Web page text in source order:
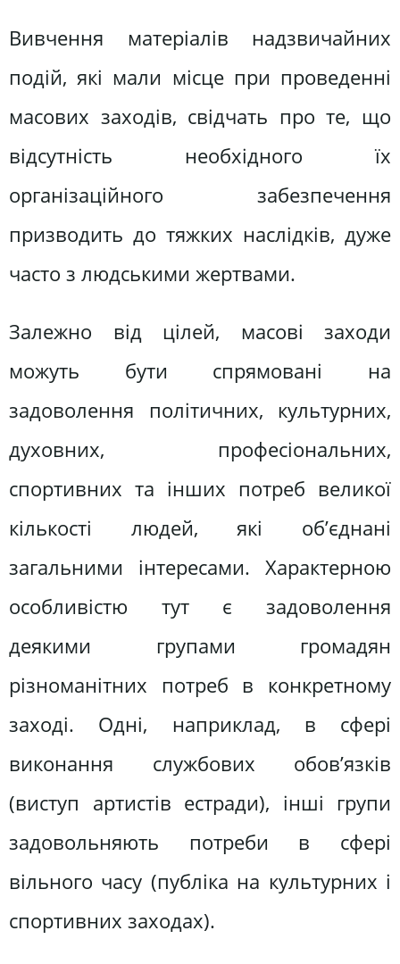
Вивчення матеріалів надзвичайних
подій, які мали місце при проведенні
масових заходів, свідчать про те, що
відсутність необхідного їх
організаційного забезпечення
призводить до тяжких наслідків, дуже
часто з людськими жертвами.
Залежно від цілей, масові заходи
можуть бути спрямовані на
задоволення політичних, культурних,
духовних, професіональних,
спортивних та інших потреб великої
кількості людей, які об’єднані
загальними інтересами. Характерною
особливістю тут є задоволення
деякими групами громадян
різноманітних потреб в конкретному
заході. Одні, наприклад, в сфері
виконання службових обов’язків
(виступ артистів естради), інші групи
задовольняють потреби в сфері
вільного часу (публіка на культурних і
спортивних заходах).